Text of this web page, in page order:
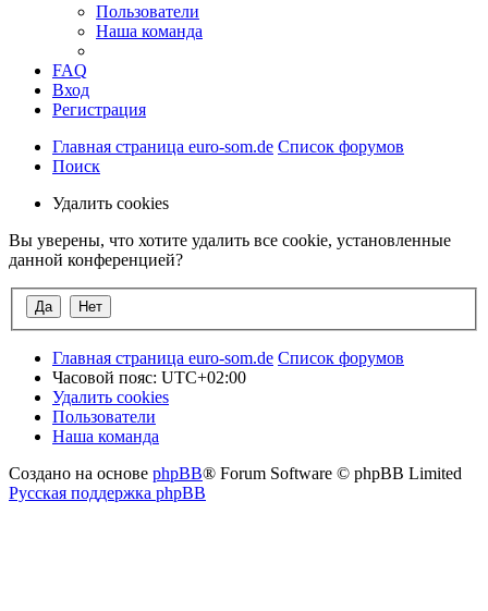
Пользователи
Наша команда
FAQ
Вход
Регистрация
Главная страница euro-som.de Список форумов
Поиск
Удалить cookies
Вы уверены, что хотите удалить все cookie, установленные
данной конференцией?
Главная страница euro-som.de Список форумов
Часовой пояс: UTC+02:00
Удалить cookies
Пользователи
Наша команда
Создано на основе phpBB® Forum Software © phpBB Limited
Русская поддержка phpBB